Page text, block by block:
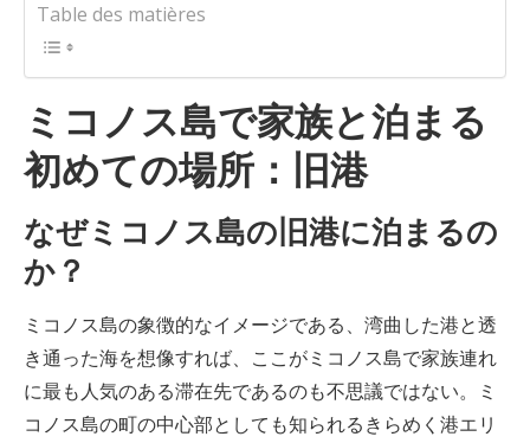
Table des matières
ミコノス島で家族と泊まる
初めての場所：旧港
なぜミコノス島の旧港に泊まるの
か？
ミコノス島の象徴的なイメージである、湾曲した港と透
き通った海を想像すれば、ここがミコノス島で家族連れ
に最も人気のある滞在先であるのも不思議ではない。ミ
コノス島の町の中心部としても知られるきらめく港エリ